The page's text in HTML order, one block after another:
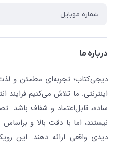
جستجو در سایت
کتابیاب
ارسال تیکت پشتیبانی
درباره ما
دیجی‌کتاب؛ تجربه‌ای مطمئن و
اینترنتی. ما تلاش می‌کنیم فرایند
ساده، قابل‌اعتماد و شفاف باشد.
نیستند، اما با دقت بالا و
دیدی واقعی ارائه دهند. این